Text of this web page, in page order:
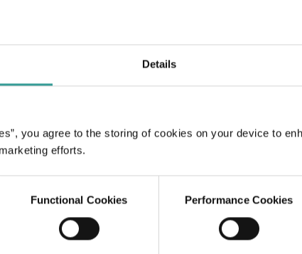
Details
you agree to the storing of cookies on your device to
efforts.
Functional Cookies Performance Cookies
petualangan epik
dan pusat
dan tempat
yang indah
dramatis yang
dan jalur
membenamkan
melakukan
Di utara,